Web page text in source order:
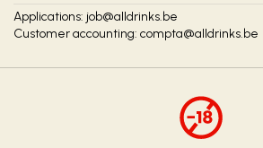
Applications: job@alldrinks.be
Customer accounting: compta@alldrinks.be